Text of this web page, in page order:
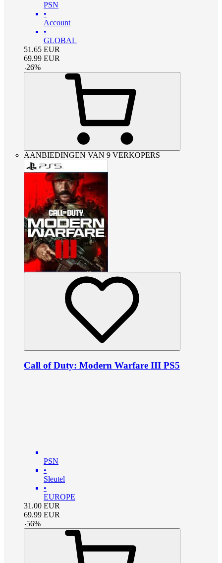
PSN
•
Account
•
GLOBAL
51.65 EUR
69.99 EUR
-26%
AANBIEDINGEN VAN 9 VERKOPERS
Call of Duty: Modern Warfare III PS5
PSN
•
Sleutel
•
EUROPE
31.00 EUR
69.99 EUR
-56%